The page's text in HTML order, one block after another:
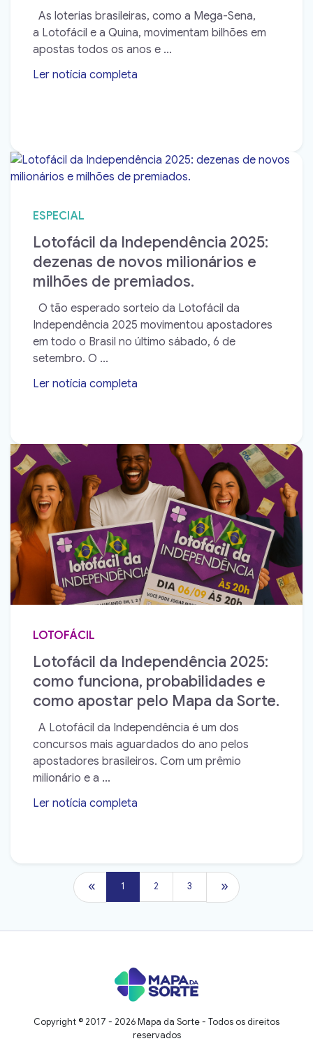
As loterias brasileiras, como a Mega-Sena,
a Lotofácil e a Quina, movimentam bilhões em
apostas todos os anos e ...
Ler notícia completa
ESPECIAL
Lotofácil da Independência 2025:
dezenas de novos milionários e
milhões de premiados.
O tão esperado sorteio da Lotofácil da
Independência 2025 movimentou apostadores
em todo o Brasil no último sábado, 6 de
setembro. O ...
Ler notícia completa
LOTOFÁCIL
Lotofácil da Independência 2025:
como funciona, probabilidades e
como apostar pelo Mapa da Sorte.
A Lotofácil da Independência é um dos
concursos mais aguardados do ano pelos
apostadores brasileiros. Com um prêmio
milionário e a ...
Ler notícia completa
Copyright © 2017 - 2026 Mapa da Sorte - Todos os direitos
reservados